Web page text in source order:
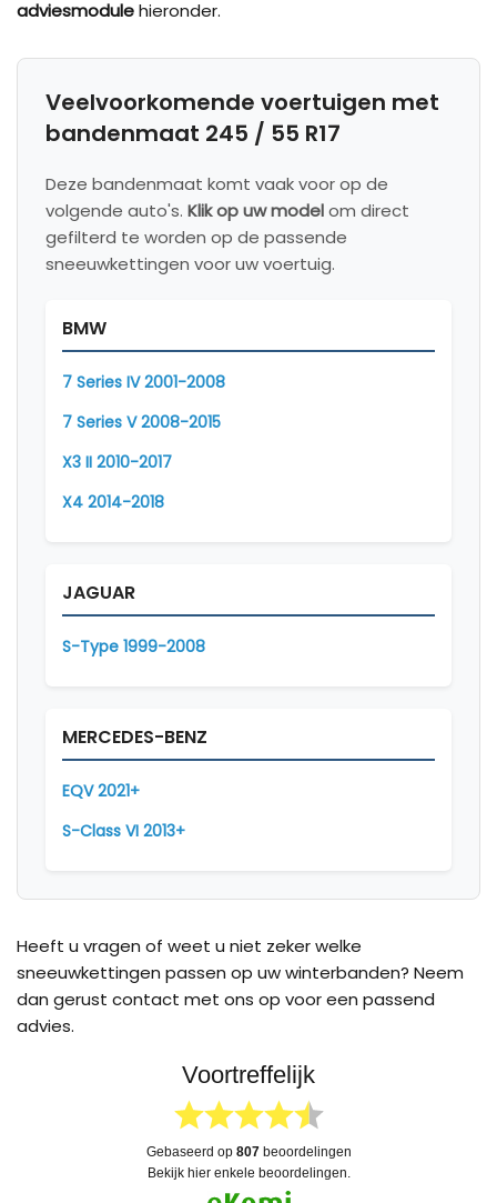
adviesmodulehieronder.
Veelvoorkomende voertuigen met
bandenmaat 245 / 55 R17
Deze bandenmaat komt vaak voor op de
volgende auto's. Klik op uw modelom direct
gefilterd te worden op de passende
sneeuwkettingen voor uw voertuig.
BMW
7 Series IV 2001-2008
7 Series V 2008-2015
X3 II 2010-2017
X4 2014-2018
JAGUAR
S-Type 1999-2008
MERCEDES-BENZ
EQV 2021+
S-Class VI 2013+
Heeft u vragen of weet u niet zeker welke
sneeuwkettingen passen op uw winterbanden? Neem
dan gerust contact met ons op voor een passend
advies.
Voortreffelijk
gebaseerd op 807beoordelingen
bekijk hier enkele beoordelingen.